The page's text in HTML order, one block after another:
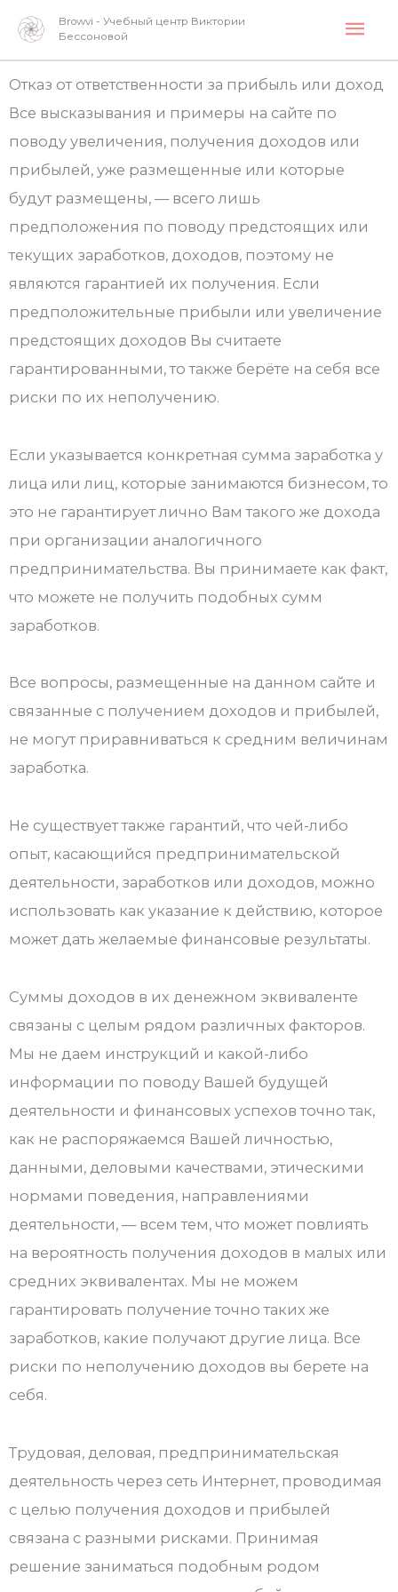
ПерейтиBrowvi - Учебный центр Виктории
Бессоновой
Отказ от ответственности за прибыль или доход
Все высказывания и примеры на сайте по
поводу увеличения, получения доходов или
прибылей, уже размещенные или которые
будут размещены, — всего лишь
предположения по поводу предстоящих или
текущих заработков, доходов, поэтому не
являются гарантией их получения. Если
предположительные прибыли или увеличение
предстоящих доходов Вы считаете
гарантированными, то также берёте на себя все
риски по их неполучению.
Если указывается конкретная сумма заработка у
лица или лиц, которые занимаются бизнесом, то
это не гарантирует лично Вам такого же дохода
при организации аналогичного
предпринимательства. Вы принимаете как факт,
что можете не получить подобных сумм
заработков.
Все вопросы, размещенные на данном сайте и
связанные с получением доходов и прибылей,
не могут приравниваться к средним величинам
заработка.
Не существует также гарантий, что чей-либо
опыт, касающийся предпринимательской
деятельности, заработков или доходов, можно
использовать как указание к действию, которое
может дать желаемые финансовые результаты.
Суммы доходов в их денежном эквиваленте
связаны с целым рядом различных факторов.
Мы не даем инструкций и какой-либо
информации по поводу Вашей будущей
деятельности и финансовых успехов точно так,
как не распоряжаемся Вашей личностью,
данными, деловыми качествами, этическими
нормами поведения, направлениями
деятельности, — всем тем, что может повлиять
на вероятность получения доходов в малых или
средних эквивалентах. Мы не можем
гарантировать получение точно таких же
заработков, какие получают другие лица. Все
риски по неполучению доходов вы берете на
себя.
Трудовая, деловая, предпринимательская
деятельность через сеть Интернет, проводимая
с целью получения доходов и прибылей
связана с разными рисками. Принимая
решение заниматься подобным родом